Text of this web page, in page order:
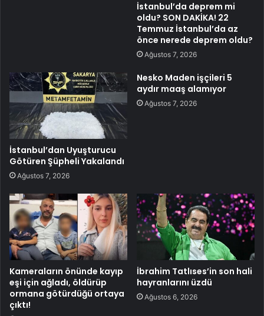
İstanbul’da deprem mi
oldu? SON DAKİKA! 22
Temmuz İstanbul’da az
önce nerede deprem oldu?
Ağustos 7, 2026
İstanbul’dan Uyuşturucu
Götüren Şüpheli Yakalandı
Ağustos 7, 2026
Nesko Maden işçileri 5
aydır maaş alamıyor
Ağustos 7, 2026
Kameraların önünde kayıp
eşi için ağladı, öldürüp
ormana götürdüğü ortaya
çıktı!
İbrahim Tatlıses’in son hali
hayranlarını üzdü
Ağustos 6, 2026